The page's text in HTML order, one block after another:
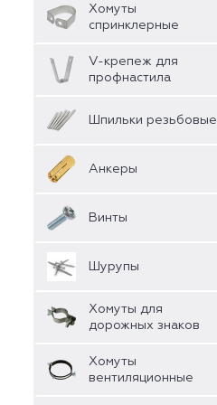
Хомуты
спринклерные
V-крепеж для
профнастила
Шпильки резьбовые
Анкеры
Винты
Шурупы
Хомуты для
дорожных знаков
Хомуты
вентиляционные